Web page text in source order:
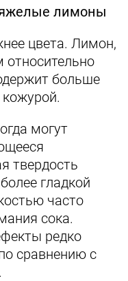
лимоны
цвета. Лимон,
больше
могут
твердость
гладкой
часто
сока.
редко
сравнению с